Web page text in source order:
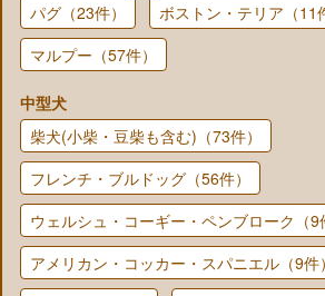
パグ（23件）
ボストン・テリア（11
マルプー（57件）
中型犬
柴犬(小柴・豆柴も含む)（73件）
フレンチ・ブルドッグ（56件）
ウェルシュ・コーギー・ペンブローク（9
アメリカン・コッカー・スパニエル（9件）